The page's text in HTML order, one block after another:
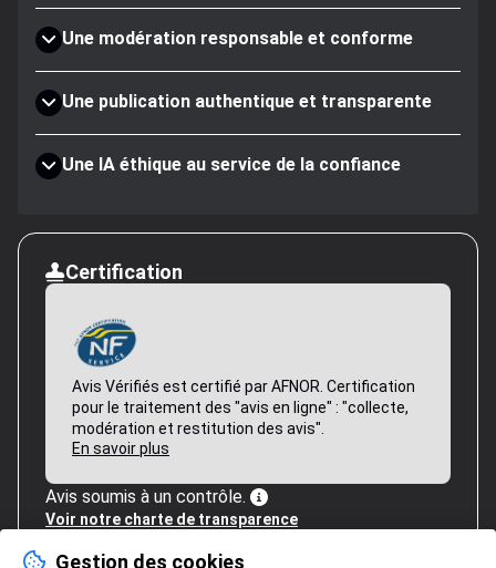
Une modération responsable et conforme
Une publication authentique et transparente
Une IA éthique au service de la confiance
Certification
Avis Vérifiés est certifié par AFNOR. Certification
pour le traitement des "avis en ligne" : "collecte,
modération et restitution des avis".
En savoir plus
Avis soumis à un contrôle.
Voir notre charte de transparence
Gestion des cookies